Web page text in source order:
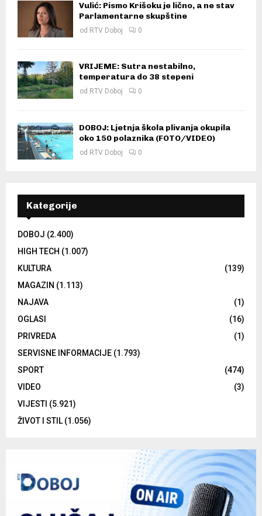
Vulić: Pismo Krišoku je lično, a ne stav
Parlamentarne skupštine
od RTV Doboj 0
VRIJEME: Sutra nestabilno,
temperatura do 38 stepeni
od RTV Doboj 0
DOBOJ: Ljetnja škola plivanja okupila
oko 150 polaznika (FOTO/VIDEO)
od RTV Doboj 0
Kategorije
DOBOJ (2.400)
HIGH TECH (1.007)
KULTURA
(139)
MAGAZIN (1.113)
NAJAVA
(1)
OGLASI
(16)
PRIVREDA
(1)
SERVISNE INFORMACIJE (1.793)
SPORT
(474)
VIDEO
(3)
VIJESTI (5.921)
ŽIVOT I STIL (1.056)